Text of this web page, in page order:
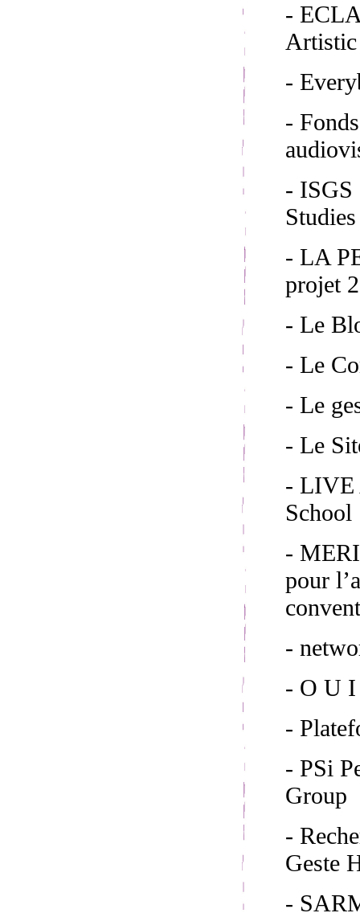
-
Artistic
-
-
- ISGS
Studies
- LA
projet
- Le
- Le
- Le
- Le
- LIVE
School
-
pour
-
- O U I
-
- PSi
Group
-
Geste
-